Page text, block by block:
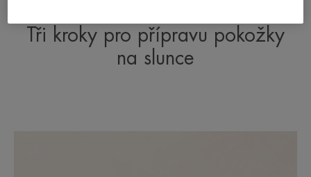
Tři kroky pro přípravu pokožky
na slunce